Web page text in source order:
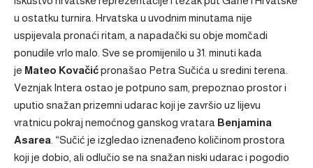
u ostatku turnira. Hrvatska u uvodnim minutama nije
uspijevala pronaći ritam, a napadački su obje momčadi
ponudile vrlo malo. Sve se promijenilo u 31. minuti kada
je Mateo Kovačićpronašao Petra Sučića u sredini terena.
Veznjak Intera ostao je potpuno sam, prepoznao prostor i
uputio snažan prizemni udarac koji je završio uz lijevu
vratnicu pokraj nemoćnog ganskog vratara Benjamina
Asarea . “Sučić je izgledao iznenađeno količinom prostora
koji je dobio, ali odlučio se na snažan niski udarac i pogodio